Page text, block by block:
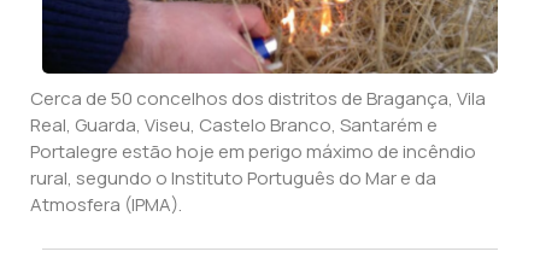
Cerca de 50 concelhos dos distritos de Bragança, Vila
Real, Guarda, Viseu, Castelo Branco, Santarém e
Portalegre estão hoje em perigo máximo de incêndio
rural, segundo o Instituto Português do Mar e da
Atmosfera (IPMA).